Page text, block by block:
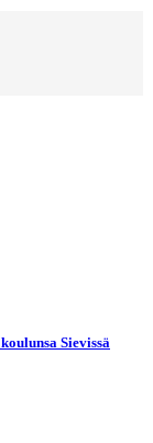
Sievissä